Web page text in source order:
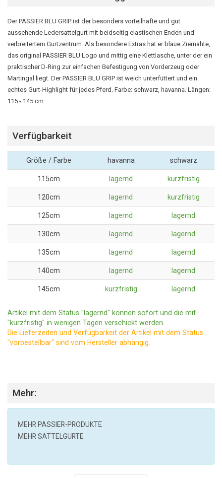
Der PASSIER BLU GRIP ist der besonders vorteilhafte und gut
aussehende Ledersattelgurt mit beidseitig elastischen Enden und
verbreitertem Gurtzentrum. Als besondere Extras hat er blaue Ziernähte,
das original PASSIER BLU Logo und mittig eine Klettlasche, unter der ein
praktischer D-Ring zur einfachen Befestigung von Vorderzeug oder
Martingal liegt. Der PASSIER BLU GRIP ist weich unterfüttert und ein
echtes Gurt-Highlight für jedes Pferd. Farbe: schwarz, havanna. Längen:
115 - 145 cm.
Verfügbarkeit
Größe / Farbe havanna schwarz
115cm lagernd kurzfristig
120cm lagernd kurzfristig
125cm lagernd lagernd
130cm lagernd lagernd
135cm lagernd lagernd
140cm lagernd lagernd
145cm kurzfristig lagernd
Artikel mit dem Status "lagernd" können sofort und die mit
"kurzfristig" in wenigen Tagen verschickt werden.
Die Lieferzeiten und Verfügbarkeit der Artikel mit dem Status
"vorbestellbar" sind vom Hersteller abhängig.
Mehr:
MEHR PASSIER-PRODUKTE
MEHR SATTELGURTE